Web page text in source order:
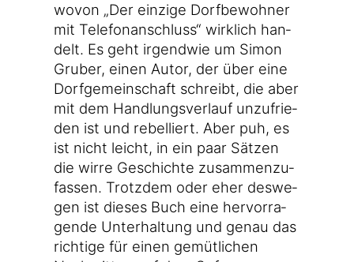
wovon „Der ein­zi­ge Dorf­be­woh­ner
mit Tele­fon­an­schluss“ wirk­lich han­
delt. Es geht irgend­wie um Simon
Gru­ber, einen Autor, der über eine
Dorf­ge­mein­schaft schreibt, die aber
mit dem Hand­lungs­ver­lauf unzu­frie­
den ist und rebel­liert. Aber puh, es
ist nicht leicht, in ein paar Sät­zen
die wir­re Geschich­te zusam­men­zu­
fas­sen. Trotz­dem oder eher des­we­
gen ist die­ses Buch eine her­vor­ra­
gen­de Unter­hal­tung und genau das
rich­ti­ge für einen gemüt­li­chen